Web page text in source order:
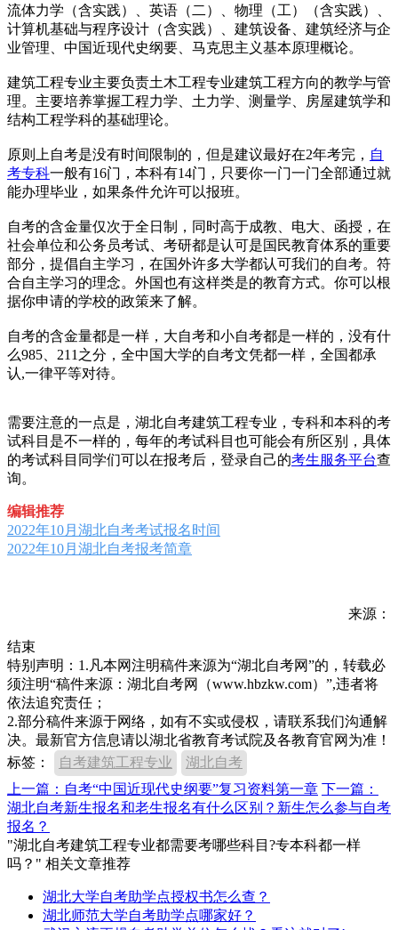
流体力学（含实践）、英语（二）、物理（工）（含实践）、
计算机基础与程序设计（含实践）、建筑设备、建筑经济与企
业管理、中国近现代史纲要、马克思主义基本原理概论。
建筑工程专业主要负责土木工程专业建筑工程方向的教学与管
理。主要培养掌握工程力学、土力学、测量学、房屋建筑学和
结构工程学科的基础理论。
原则上自考是没有时间限制的，但是建议最好在2年考完， 自
考专科一般有16门，本科有14门，只要你一门一门全部通过就
能办理毕业，如果条件允许可以报班。
自考的含金量仅次于全日制，同时高于成教、电大、函授，在
社会单位和公务员考试、考研都是认可是国民教育体系的重要
部分，提倡自主学习，在国外许多大学都认可我们的自考。符
合自主学习的理念。外国也有这样类是的教育方式。你可以根
据你申请的学校的政策来了解。
自考的含金量都是一样，大自考和小自考都是一样的，没有什
么985、211之分，全中国大学的自考文凭都一样，全国都承
认,一律平等对待。
需要注意的一点是，湖北自考建筑工程专业，专科和本科的考
试科目是不一样的，每年的考试科目也可能会有所区别，具体
的考试科目同学们可以在报考后，登录自己的考生服务平台查
询。
编辑推荐
2022年10月湖北自考考试报名时间
2022年10月湖北自考报考简章
来源：
结束
特别声明：1.凡本网注明稿件来源为“湖北自考网”的，转载必
须注明“稿件来源：湖北自考网（www.hbzkw.com）”,违者将
依法追究责任；
2.部分稿件来源于网络，如有不实或侵权，请联系我们沟通解
决。最新官方信息请以湖北省教育考试院及各教育官网为准！
标签：
自考建筑工程专业
湖北自考
上一篇：自考“中国近现代史纲要”复习资料第一章 下一篇：
湖北自考新生报名和老生报名有什么区别？新生怎么参与自考
报名？
"湖北自考建筑工程专业都需要考哪些科目?专本科都一样
吗？" 相关文章推荐
湖北大学自考助学点授权书怎么查？
湖北师范大学自考助学点哪家好？